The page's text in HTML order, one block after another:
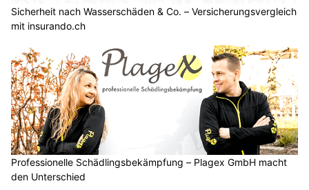
Sicherheit nach Wasserschäden & Co. – Versicherungsvergleich
mit insurando.ch
Professionelle Schädlingsbekämpfung – Plagex GmbH macht
den Unterschied